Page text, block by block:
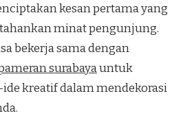
kesan pertama yang
minat pengunjung.
bekerja sama dengan
surabayauntuk
kreatif dalam mendekorasi